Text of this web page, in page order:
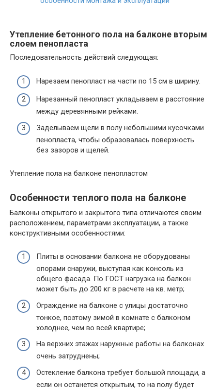
Утепление бетонного пола на балконе вторым
слоем пенопласта
Последовательность действий следующая:
Нарезаем пенопласт на части по 15 см в ширину.
Нарезанный пенопласт укладываем в расстояние
между деревянными рейками.
Заделываем щели в полу небольшими кусочками
пенопласта, чтобы образовалась поверхность
без зазоров и щелей.
Утепление пола на балконе пенопластом
Особенности теплого пола на балконе
Балконы открытого и закрытого типа отличаются своим
расположением, параметрами эксплуатации, а также
конструктивными особенностями:
Плиты в основании балкона не оборудованы
опорами снаружи, выступая как консоль из
общего фасада. По ГОСТ нагрузка на балкон
может быть до 200 кг в расчете на кв. метр;
Ограждение на балконе с улицы достаточно
тонкое, поэтому зимой в комнате с балконом
холоднее, чем во всей квартире;
На верхних этажах наружные работы на балконах
очень затруднены;
Остекление балкона требует большой площади, а
если он останется открытым, то на полу будет